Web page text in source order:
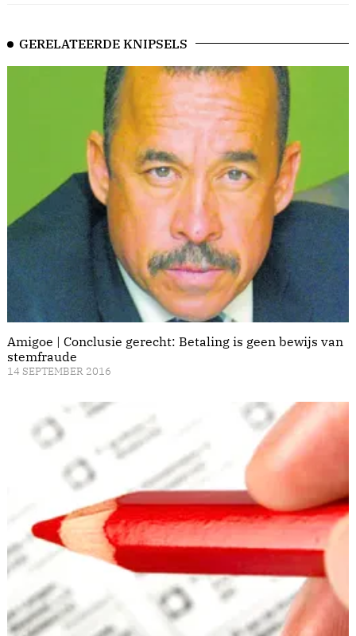
GERELATEERDE KNIPSELS
Amigoe | Conclusie gerecht: Betaling is geen bewijs van
stemfraude
14 SEPTEMBER 2016